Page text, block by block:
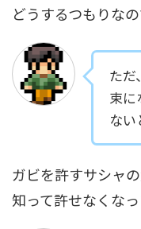
どうするつもりなの
ただ
束に
ない
ガビを許すサシャ
知って許せなくな